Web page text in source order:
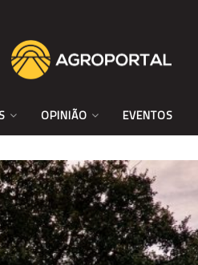
OPINIÃO EVENTOS